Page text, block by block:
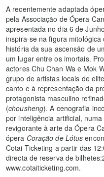
A recentemente adaptada
pela Associação de Ópera
apresentada no dia 6 de
inspira-se na figura
história da sua ascensão de
um lugar entre os imortais.
actores Chu Chan Wa e Mok
grupo de artistas locais de
canto e à representação da
protagonista masculino
(chousheng). A cenografia
por inteligência artificial,
revigorante à arte da Ópera
ópera Coração de Lótus
Cotai Ticketing a partir das
directa de reserva de
www.cotaiticketing.com.